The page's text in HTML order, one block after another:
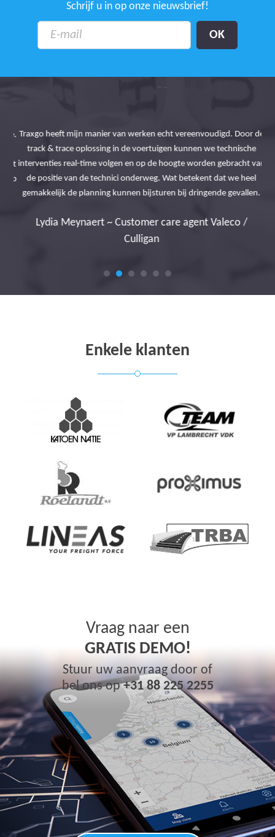
Schrijf u in op onze nieuwsbrief!
Traxgo heeft mijn manier van werken echt vereenvoudigd. Door de
track & trace oplossing in de voertuigen kunnen we technische
interventies real-time volgen en op de hoogte worden gebracht van
de positie van de technici onderweg. Wat betekent dat we heel
gemakkelijk de planning kunnen bijsturen bij dringende gevallen.
Lydia Meynaert ~ Customer care agent Valeco /
Culligan
Enkele klanten
Vraag naar een
GRATIS DEMO!
Stuur uw aanvraag door of
bel ons op+31 88 225 2255